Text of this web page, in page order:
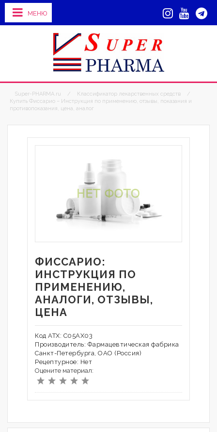
МЕНЮ
Super-PHARMA.ru / Классификатор лекарственных средств
/
Купить Фиссарио – Инструкция по применению, отзывы, показания и
противопоказания, цена, аналог
ФИССАРИО:
ИНСТРУКЦИЯ ПО
ПРИМЕНЕНИЮ,
АНАЛОГИ, ОТЗЫВЫ,
ЦЕНА
Код АТХ: C05AX03
Производитель: Фармацевтическая фабрика
Санкт-Петербурга, ОАО (Россия)
Рецептурное: Нет
Оцените материал: